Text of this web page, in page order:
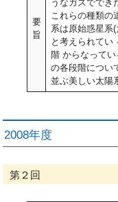
要
旨
うなガスででき
これらの種類の
系は原始惑星系
と考えられてい
階 からなって
の各段階につい
並ぶ美しい太陽
2008年度
第２回